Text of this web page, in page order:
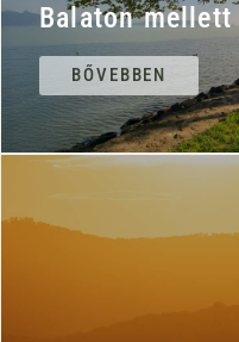
Balaton mellett
BŐVEBBEN